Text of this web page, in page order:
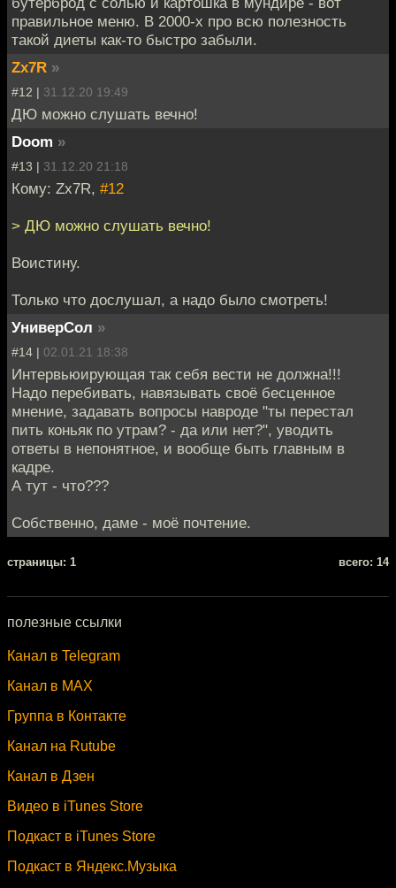
правильное меню. В 2000-х про всю полезность
такой диеты как-то быстро забыли.
Zx7R »
#12 | 31.12.20 19:49
ДЮ можно слушать вечно!
Doom »
#13 | 31.12.20 21:18
Кому: Zx7R, #12
> ДЮ можно слушать вечно!
Воистину.
Только что дослушал, а надо было смотреть!
УниверСол »
#14 | 02.01.21 18:38
Интервьюирующая так себя вести не должна!!!
Надо перебивать, навязывать своё бесценное
мнение, задавать вопросы навроде "ты перестал
пить коньяк по утрам? - да или нет?", уводить
ответы в непонятное, и вообще быть главным в
кадре.
А тут - что???
Собственно, даме - моё почтение.
cтраницы: 1 всего: 14
полезные ссылки
Канал в Telegram
Канал в MAX
Группа в Контакте
Канал на Rutube
Канал в Дзен
Видео в iTunes Store
Подкаст в iTunes Store
Подкаст в Яндекс.Музыка